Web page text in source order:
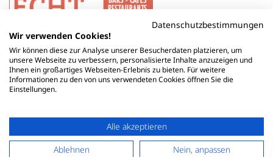
Datenschutzbestimmungen
Wir verwenden Cookies!
Wir können diese zur Analyse unserer Besucherdaten platzieren, um
unsere Webseite zu verbessern, personalisierte Inhalte anzuzeigen und
Ihnen ein großartiges Webseiten-Erlebnis zu bieten. Für weitere
Informationen zu den von uns verwendeten Cookies öffnen Sie die
Einstellungen.
Alle akzeptieren
Ablehnen
Nein, anpassen